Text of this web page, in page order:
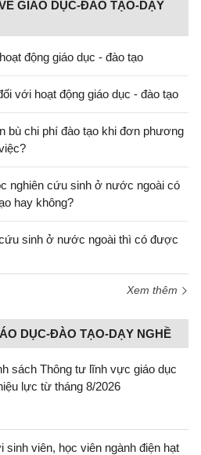
GIÁO DỤC-ĐÀO TẠO-DẠY
động giáo dục - đào tạo
với hoạt động giáo dục - đào tạo
bù chi phí đào tạo khi đơn phương
nghiên cứu sinh ở nước ngoài có
hay không?
sinh ở nước ngoài thì có được
Xem thêm
DỤC-ĐÀO TẠO-DẠY NGHỀ
sách Thông tư lĩnh vực giáo dục
lực từ tháng 8/2026
viên, học viên ngành điện hạt